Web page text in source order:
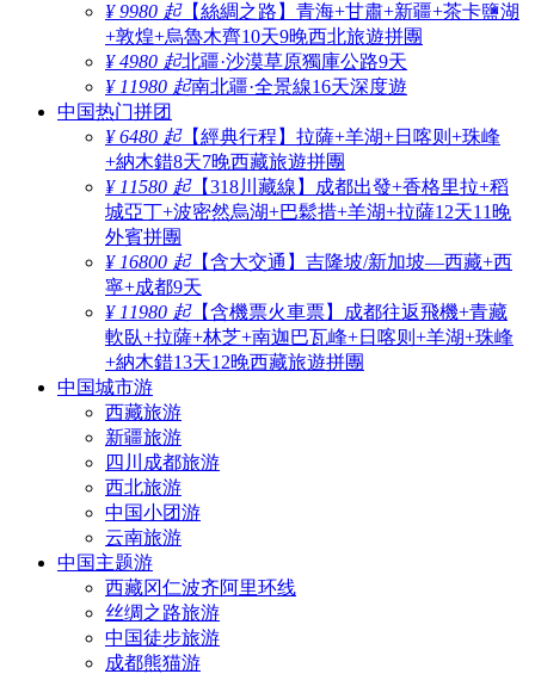
¥ 9980 起【絲綢之路】青海+甘肅+新疆+茶卡鹽湖
+敦煌+烏魯木齊10天9晚西北旅遊拼團
¥ 4980 起北疆·沙漠草原獨庫公路9天
¥ 11980 起南北疆·全景線16天深度遊
中国热门拼团
¥ 6480 起【經典行程】拉薩+羊湖+日喀则+珠峰
+納木錯8天7晚西藏旅遊拼團
¥ 11580 起【318川藏線】成都出發+香格里拉+稻
城亞丁+波密然烏湖+巴鬆措+羊湖+拉薩12天11晚
外賓拼團
¥ 16800 起【含大交通】吉隆坡/新加坡—西藏+西
寧+成都9天
¥ 11980 起【含機票火車票】成都往返飛機+青藏
軟臥+拉薩+林芝+南迦巴瓦峰+日喀则+羊湖+珠峰
+納木錯13天12晚西藏旅遊拼團
中国城市游
西藏旅游
新疆旅游
四川成都旅游
西北旅游
中国小团游
云南旅游
中国主题游
西藏冈仁波齐阿里环线
丝绸之路旅游
中国徒步旅游
成都熊猫游